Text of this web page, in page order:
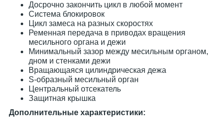
Досрочно закончить цикл в любой момент
Система блокировок
Цикл замеса на разных скоростях
Ременная передача в приводах вращения
месильного органа и дежи
Минимальный зазор между месильным органом,
дном и стенками дежи
Вращающаяся цилиндрическая дежа
S-образный месильный орган
Центральный отсекатель
Защитная крышка
Дополнительные характеристики: